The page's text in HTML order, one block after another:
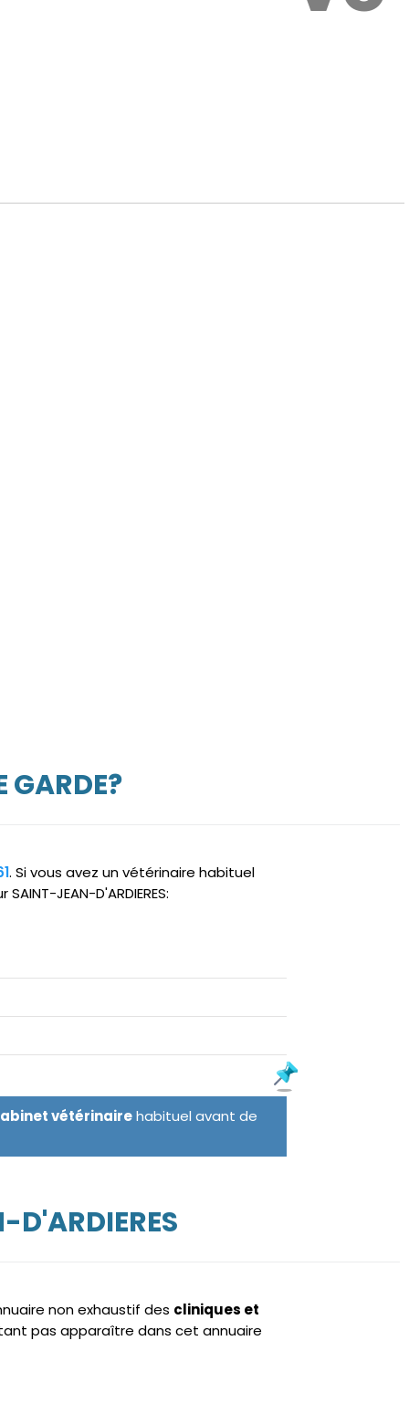
GARDE?
. Si vous avez un vétérinaire habituel
JEAN-D'ARDIERES:
vétérinairehabituel avant de
D'ARDIERES
non exhaustif des cliniques et
pas apparaître dans cet annuaire